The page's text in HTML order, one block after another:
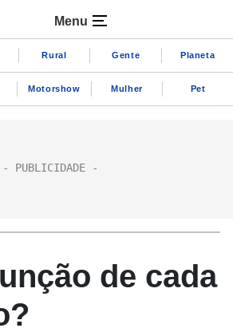
Menu
Rural Gente Planeta
Motorshow Mulher Pet
de cada